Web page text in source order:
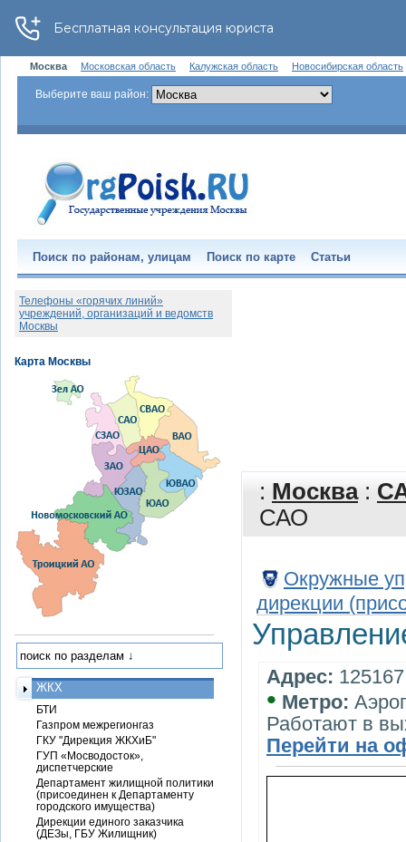
Москва Московская область Калужская область Новосибирская область
Выберите ваш район:
Поиск по районам, улицам Поиск по карте Статьи
: Москва:
САО
Окружные
дирекции
Адрес:
• Метро:
Работают в
Перейти на
Телефоны «горячих линий»
учреждений, организаций и ведомств
Москвы
ЖКХ
БТИ
Газпром межрегионгаз
ГКУ "Дирекция ЖКХиБ"
ГУП «Мосводосток»,
диспетчерские
Департамент жилищной политики
(присоединен к Департаменту
городского имущества)
Дирекции единого заказчика
(ДЕЗы, ГБУ Жилищник)